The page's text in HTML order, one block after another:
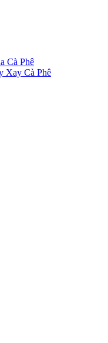
Cà Phê
Xay Cà Phê